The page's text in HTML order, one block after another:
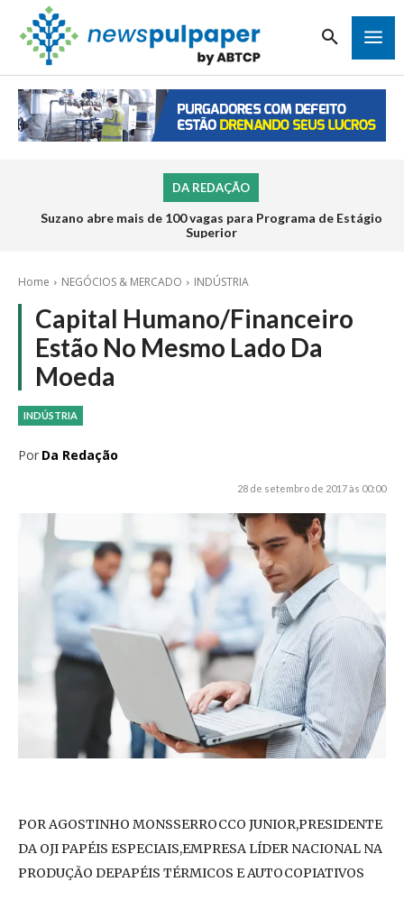
DA REDAÇÃO
Suzano abre mais de 100 vagas para Programa de Estágio
Superior
Home NEGÓCIOS & MERCADO INDÚSTRIA
Capital Humano/Financeiro
Estão No Mesmo Lado Da
Moeda
INDÚSTRIA
Por Da Redação
28 de setembro de 2017 às 00:00
POR AGOSTINHO MONSSERROCCO JUNIOR,PRESIDENTE
DA OJI PAPÉIS ESPECIAIS,EMPRESA LÍDER NACIONAL NA
PRODUÇÃO DEPAPÉIS TÉRMICOS E AUTOCOPIATIVOS